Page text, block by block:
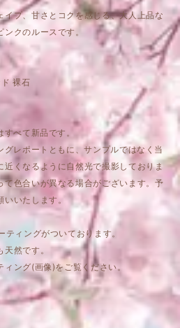
イプ、甘さとコクを感じる、大人上品な
クのルースです。
裸石
べて新品です。
レポートともに、サンプルではなく当
くなるように自然光で撮影しておりま
て色合いが異なる場合がございます。予
いいたします。
ィングがついております。
然です。
ング(画像)をご覧ください。